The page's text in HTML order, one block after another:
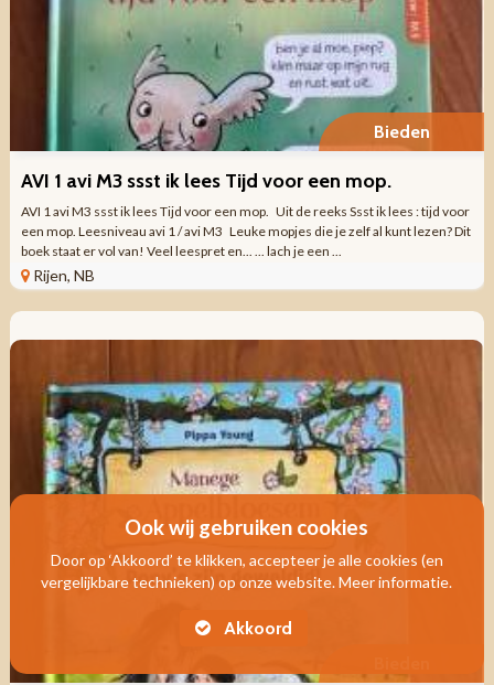
Bieden
AVI 1 avi M3 ssst ik lees Tijd voor een mop.
AVI 1 avi M3 ssst ik lees Tijd voor een mop. Uit de reeks Ssst ik lees : tijd voor
een mop. Leesniveau avi 1 / avi M3 Leuke mopjes die je zelf al kunt lezen? Dit
boek staat er vol van! Veel leespret en... ... lach je een ...
Rijen, NB
Ook wij gebruiken cookies
Door op ‘Akkoord’ te klikken, accepteer je alle cookies (en
vergelijkbare technieken) op onze website. Meer informatie.
Akkoord